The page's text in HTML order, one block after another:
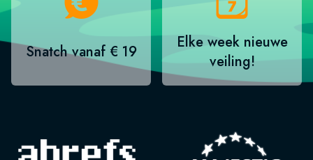
Snatch vanaf € 19
Elke week nieuwe
veiling!